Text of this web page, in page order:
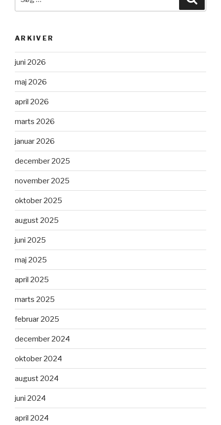
efter:
ARKIVER
juni 2026
maj 2026
april 2026
marts 2026
januar 2026
december 2025
november 2025
oktober 2025
august 2025
juni 2025
maj 2025
april 2025
marts 2025
februar 2025
december 2024
oktober 2024
august 2024
juni 2024
april 2024